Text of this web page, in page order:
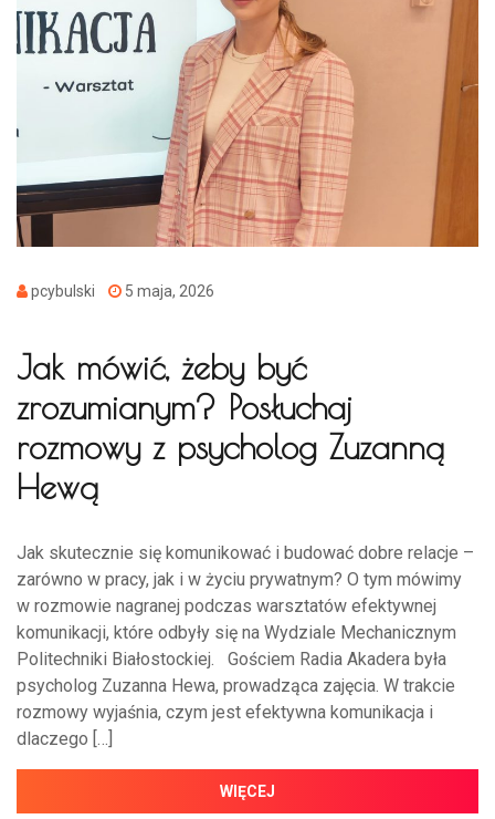
pcybulski 5 maja, 2026
Jak mówić, żeby być
zrozumianym? Posłuchaj
rozmowy z psycholog Zuzanną
Hewą
Jak skutecznie się komunikować i budować dobre relacje –
zarówno w pracy, jak i w życiu prywatnym? O tym mówimy
w rozmowie nagranej podczas warsztatów efektywnej
komunikacji, które odbyły się na Wydziale Mechanicznym
Politechniki Białostockiej. Gościem Radia Akadera była
psycholog Zuzanna Hewa, prowadząca zajęcia. W trakcie
rozmowy wyjaśnia, czym jest efektywna komunikacja i
dlaczego […]
WIĘCEJ